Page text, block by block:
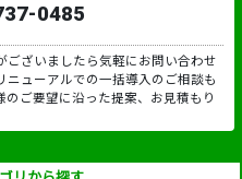
0485
ざいましたら気軽にお問い合わせ
ューアルでの一括導入のご相談も
ご要望に沿った提案、お見積もり